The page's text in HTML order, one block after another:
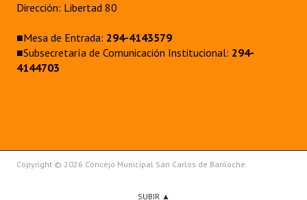
Dirección: Libertad 80
■Mesa de Entrada: 294-4143579
■Subsecretaría de Comunicación Institucional: 294-
4144703
Copyright © 2026 Concejo Municipal San Carlos de Bariloche.
SUBIR ▲